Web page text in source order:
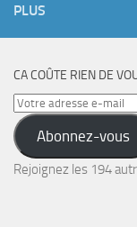
PLUS
CA COÛTE RIEN DE
Votre
adresse
e-
mail
Abonnez-vous
Rejoignez les 194